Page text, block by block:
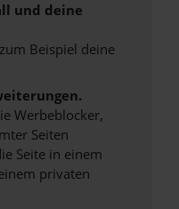
und deine
Beispiel deine
Werbeblocker,
Seiten
Seite in einem
privaten